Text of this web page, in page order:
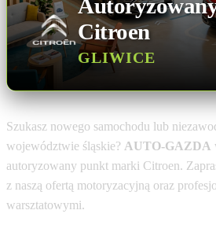
Citroen
GLIWICE
Szukasz nowego samochodu lub
województwie śląskie? AUTO-GAZDA
autoryzowany punkt marki Citroen.
z naszą ofertą motoryzacyjną oraz
warsztatowymi.